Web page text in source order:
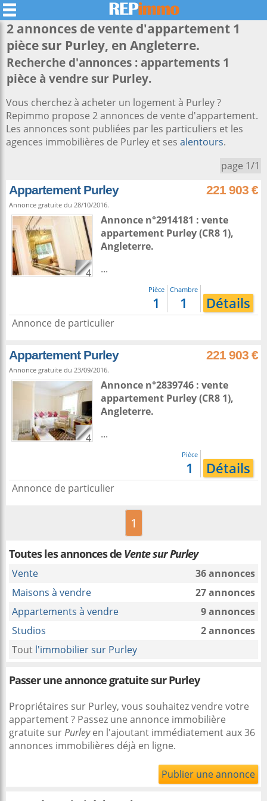
2 annonces de vente d'appartement 1
pièce sur Purley, en Angleterre.
Recherche d'annonces : appartements 1
pièce à vendre sur Purley.
Vous cherchez à acheter un logement à Purley ?
Repimmo propose 2 annonces de vente d'appartement.
Les annonces sont publiées par les particuliers et les
agences immobilières de Purley et ses alentours.
page 1/1
Appartement Purley 221 903 €
Annonce gratuite du 28/10/2016.
4
Annonce n°2914181 : vente
appartement Purley(CR8 1),
Angleterre.
...
Pièce
1
Chambre
1 Détails
Annonce de particulier
Appartement Purley 221 903 €
Annonce gratuite du 23/09/2016.
4
Annonce n°2839746 : vente
appartement Purley(CR8 1),
Angleterre.
...
Pièce
1 Détails
Annonce de particulier
1
Toutes les annonces de Vente sur Purley
Vente
36 annonces
Maisons à vendre
27 annonces
Appartements à vendre
9 annonces
Studios
2 annonces
Tout l'immobilier sur Purley
Passer une annonce gratuite sur Purley
Propriétaires sur Purley, vous souhaitez vendre votre
appartement ? Passez une annonce immobilière
gratuite surPurleyen l'ajoutant immédiatement aux 36
annonces immobilières déjà en ligne.
Publier une annonce